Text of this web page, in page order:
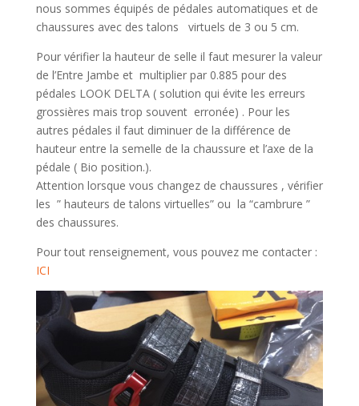
nous sommes équipés de pédales automatiques et de
chaussures avec des talons virtuels de 3 ou 5 cm.
Pour vérifier la hauteur de selle il faut mesurer la valeur
de l’Entre Jambe et multiplier par 0.885 pour des
pédales LOOK DELTA ( solution qui évite les erreurs
grossières mais trop souvent erronée) . Pour les
autres pédales il faut diminuer de la différence de
hauteur entre la semelle de la chaussure et l’axe de la
pédale ( Bio position.).
Attention lorsque vous changez de chaussures , vérifier
les ” hauteurs de talons virtuelles” ou la “cambrure ”
des chaussures.
Pour tout renseignement, vous pouvez me contacter :
ICI